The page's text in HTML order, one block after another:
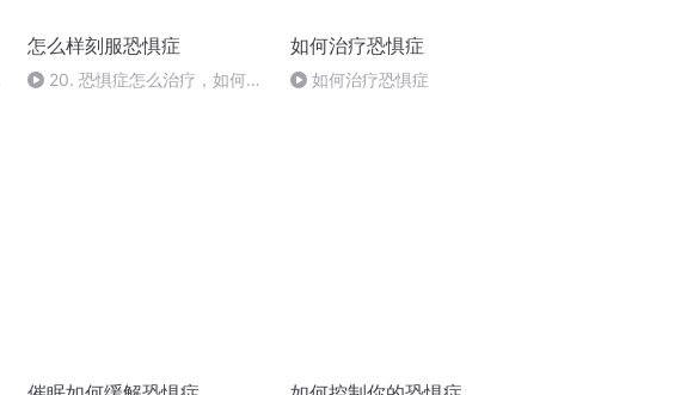
怎么样刻服恐惧症
20. 恐惧症怎么治疗，如何调
如何治疗恐惧症
如何治疗恐惧症